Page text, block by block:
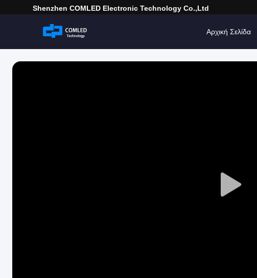
Shenzhen COMLED Electronic Technology Co.,ltd
Αρχική Σελίδα
Play